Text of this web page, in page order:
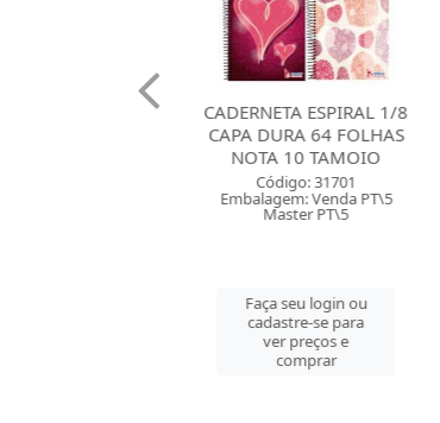
CADERNETA ESPIRAL 1/8
CAPA DURA 64 FOLHAS
NOTA 10 TAMOIO
Código: 31701
Embalagem: Venda PT\5
Master PT\5
Faça seu login ou
cadastre-se para
ver preços e
comprar